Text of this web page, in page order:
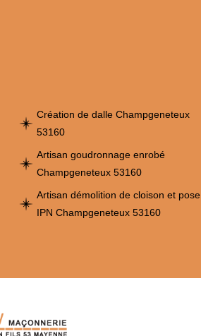
Création de dalle Champgeneteux
53160
Artisan goudronnage enrobé
Champgeneteux 53160
Artisan démolition de cloison et pose
IPN Champgeneteux 53160